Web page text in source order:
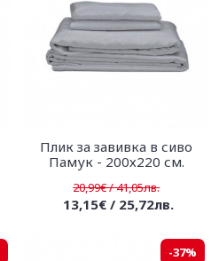
Плик за завивка в сиво
Памук - 200х220 см.
20,99€ / 41,05лв.
13,15€ / 25,72лв.
-37%